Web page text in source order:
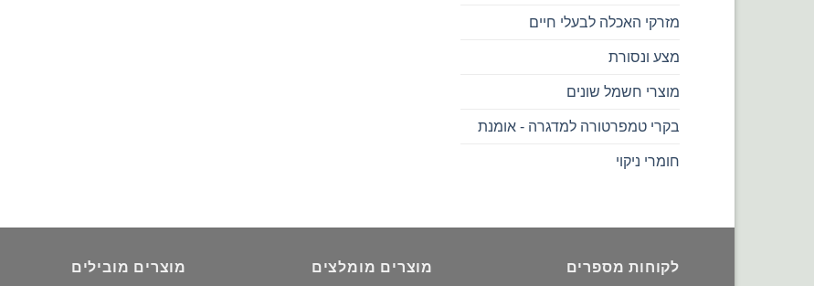
מזרקי האכלה לבעלי חיים
מצע ונסורת
מוצרי חשמל שונים
בקרי טמפרטורה למדגרה - אומנת
חומרי ניקוי
לקוחות מספרים מוצרים מומלצים מוצרים מובילים